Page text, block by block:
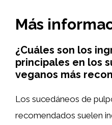
Más
¿Cuáles son los
principales en los
veganos más
Los sucedáneos de
recomendados suelen